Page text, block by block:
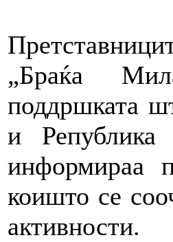
„Браќа
поддршката
и
информираа
коишто се
активности.